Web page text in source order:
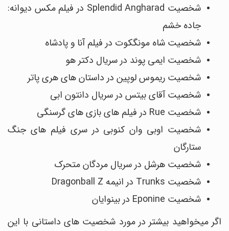
شخصیت Splendid Angharad در فیلم مکس دیوانه:
جاده خشم
شخصیت شاه مونگ‎کوت در فیلم آنا و پادشاه
شخصیت ایمی پوند در سریال دکتر هو
شخصیت ریموس لوپین در داستان ‎های هری پاتر
شخصیت آقای بیتس در سریال دانتون ابی
شخصیت Rue در فیلم‎ های بازی ‎های گرسنگی
شخصیت اوبی وان کنوبی در سری فیلم‎ های جنگ
ستارگان
شخصیت هرشل در سریال مردگان متحرک
شخصیت Trunks در انیمه Dragonball Z
شخصیت Eponine در بینوایان
اگر میخواهید بیشتر در مورد شخصیت های داستانی با این